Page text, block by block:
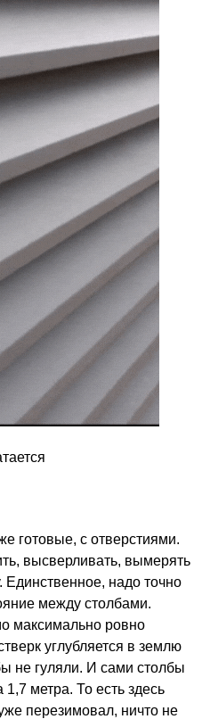
готовые, с отверстиями.
высверливать, вымерять
надо точно
между столбами.
максимально ровно
углубляется в землю
не гуляли. И сами столбы
1,7 метра. То есть здесь
перезимовал, ничто не